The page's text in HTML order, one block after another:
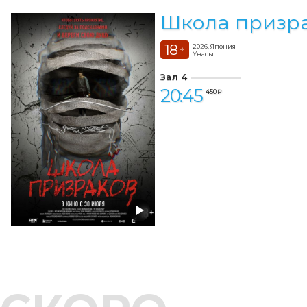
Школа
18 +
2026, Япония
Ужасы
Зал 4
20:45 450 ₽